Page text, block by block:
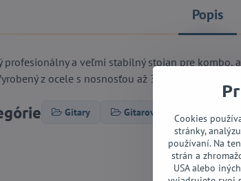
Popis
profesionálny a veľmi stabilný stojan pre
z ocele s nosnosťou až 35 kg. Šírka: 29
Gitary Gitarové kombáCookies
stránky,
používaní. Na
strán a
USA alebo